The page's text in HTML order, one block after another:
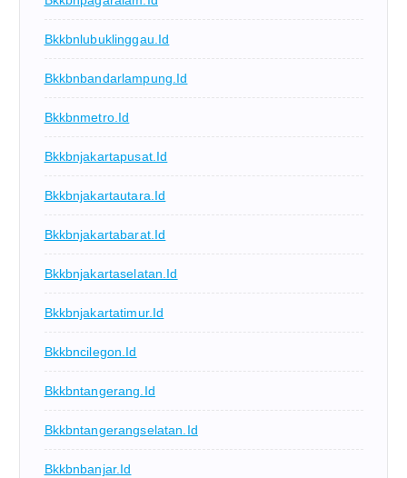
Bkkbnlubuklinggau.id
Bkkbnbandarlampung.id
Bkkbnmetro.id
Bkkbnjakartapusat.id
Bkkbnjakartautara.id
Bkkbnjakartabarat.id
Bkkbnjakartaselatan.id
Bkkbnjakartatimur.id
Bkkbncilegon.id
Bkkbntangerang.id
Bkkbntangerangselatan.id
Bkkbnbanjar.id